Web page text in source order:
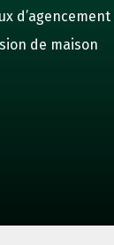
d’agencement
de maison